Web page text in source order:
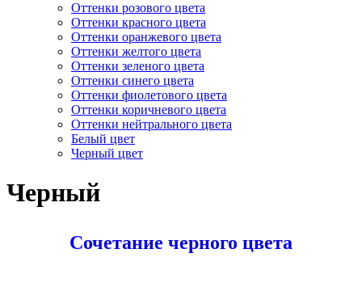
Оттенки розового цвета
Оттенки красного цвета
Оттенки оранжевого цвета
Оттенки желтого цвета
Оттенки зеленого цвета
Оттенки синего цвета
Оттенки фиолетового цвета
Оттенки коричневого цвета
Оттенки нейтрального цвета
Белый цвет
Черный цвет
Черный
Сочетание черного цвета